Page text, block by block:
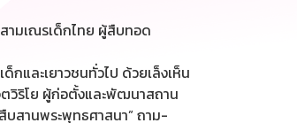
ามเณรเด็กไทย ผู้สืบทอด
กและเยาวชนทั่วไป ด้วยเล็งเห็น
วิริโย ผู้ก่อตั้งและพัฒนาสถาน
บสานพระพุทธศาสนา” ถาม-